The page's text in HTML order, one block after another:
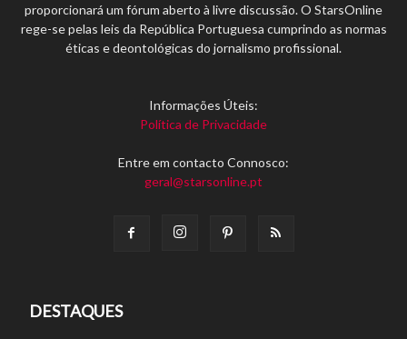
proporcionará um fórum aberto à livre discussão. O StarsOnline
rege-se pelas leis da República Portuguesa cumprindo as normas
éticas e deontológicas do jornalismo profissional.
Informações Úteis:
Política de Privacidade
Entre em contacto Connosco:
geral@starsonline.pt
DESTAQUES